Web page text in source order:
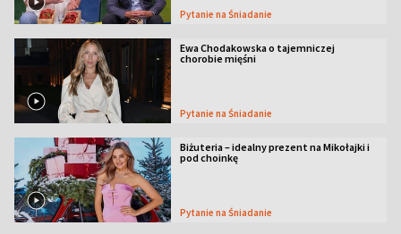
Pytanie na Śniadanie
Ewa Chodakowska o tajemniczej
chorobie mięśni
Pytanie na Śniadanie
Biżuteria – idealny prezent na Mikołajki i
pod choinkę
Pytanie na Śniadanie